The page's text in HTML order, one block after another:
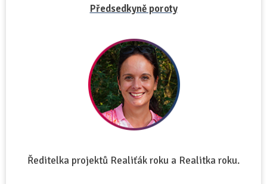
Předsedkyně poroty
Ředitelka projektů Realiťák roku a Realitka roku.